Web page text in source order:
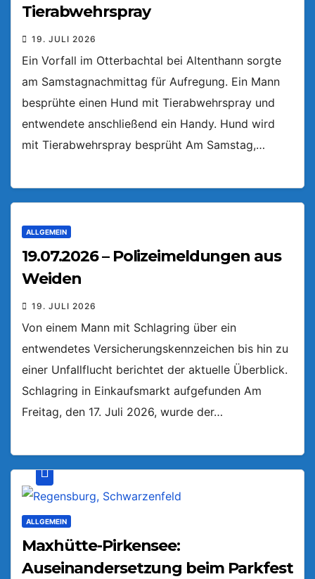
Tierabwehrspray
19. JULI 2026
Ein Vorfall im Otterbachtal bei Altenthann sorgte
am Samstagnachmittag für Aufregung. Ein Mann
besprühte einen Hund mit Tierabwehrspray und
entwendete anschließend ein Handy. Hund wird
mit Tierabwehrspray besprüht Am Samstag,…
ALLGEMEIN
19.07.2026 – Polizeimeldungen aus
Weiden
19. JULI 2026
Von einem Mann mit Schlagring über ein
entwendetes Versicherungskennzeichen bis hin zu
einer Unfallflucht berichtet der aktuelle Überblick.
Schlagring in Einkaufsmarkt aufgefunden Am
Freitag, den 17. Juli 2026, wurde der…
ALLGEMEIN
Maxhütte-Pirkensee:
Auseinandersetzung beim Parkfest